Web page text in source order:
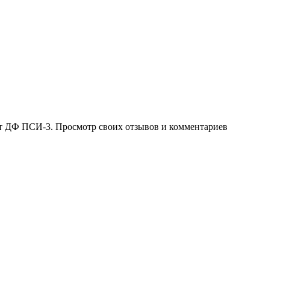
ДФ ПСИ-3. Просмотр своих отзывов и комментариев